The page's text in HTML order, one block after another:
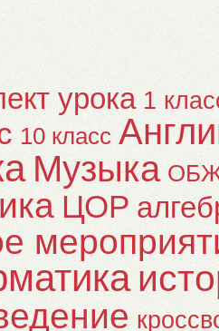
урока 1
10 класс
Музыка
ЦОР